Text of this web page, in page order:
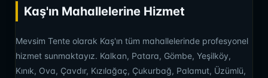
Kaş'ın Mahallelerine Hizmet
Mevsim Tente olarak Kaş'ın tüm mahallelerinde profesyonel
hizmet sunmaktayız. Kalkan, Patara, Gömbe, Yeşilköy,
Kınık, Ova, Çavdır, Kızılağaç, Çukurbağ, Palamut, Üzümlü,